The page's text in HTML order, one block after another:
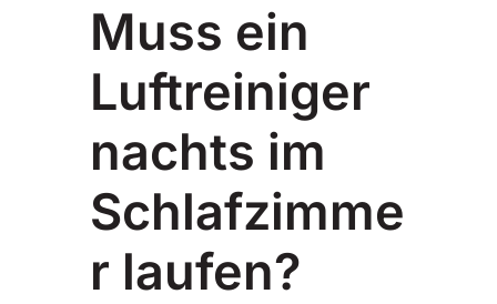
Muss ein
Luftreiniger
nachts im
Schlafzimme
r laufen?